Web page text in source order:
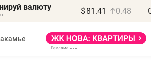
валюту $ 81.41 0.48